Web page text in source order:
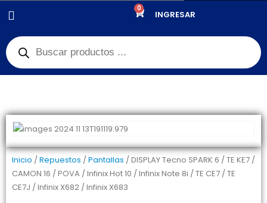
0
INGRESAR
OUTLET PANTALLAS Y CELULARES
INFINIX NOTE 8I / TE CE7 / TE CE7J / INFINIX X682 / INFINIX X683
Inicio /Repuestos /Pantallas / DISPLAY Tecno SPARK 6 / TE KE7 /
CAMON 16 / POVA / Infinix Hot 10 / Infinix Note 8i / TE CE7 / TE
CE7J / Infinix X682 / Infinix X683